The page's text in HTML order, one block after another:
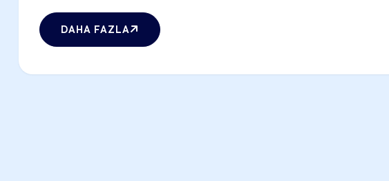
DAHA FAZLA